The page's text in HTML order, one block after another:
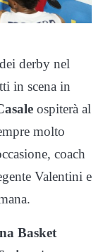
derby nel
in scena in
ospiterà al
molto
coach
Valentini e
Basket